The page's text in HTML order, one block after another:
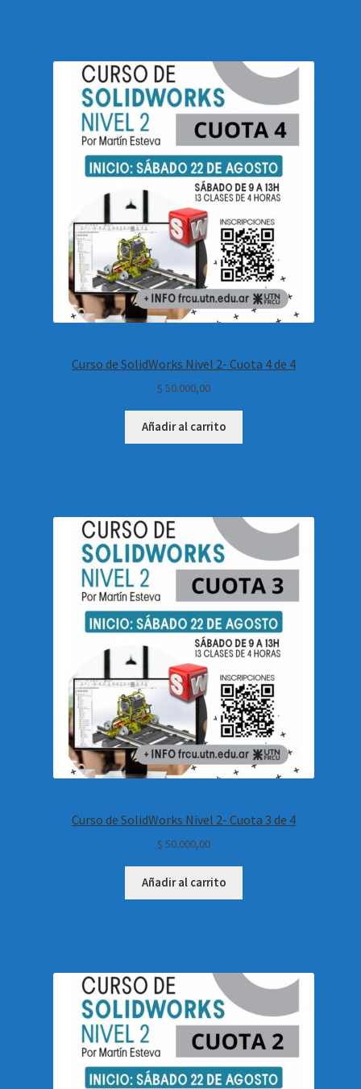
Curso de SolidWorks Nivel 2- Cuota 4 de 4
$ 50.000,00
Añadir al carrito
Curso de SolidWorks Nivel 2- Cuota 3 de 4
$ 50.000,00
Añadir al carrito